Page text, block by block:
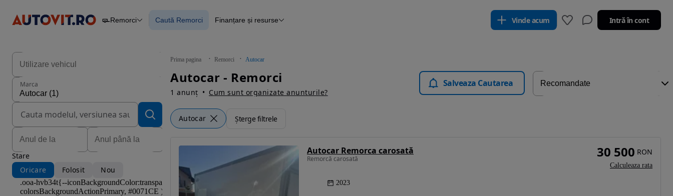
Autoturisme
Remorci Caută Remorci Finanțare și resurse Vinde acum Intră în cont
Prima pagina Remorci Autocar
Autocar - Remorci
1 anunț Cum sunt organizate anunturile?
Salveaza Cautarea
Autocar Șterge filtrele
Marca
Stare
Oricare
Folosit Nou
Autocar Remorca carosată
Remorcă carosată
2023
30 500 RON
Calculeaza rata